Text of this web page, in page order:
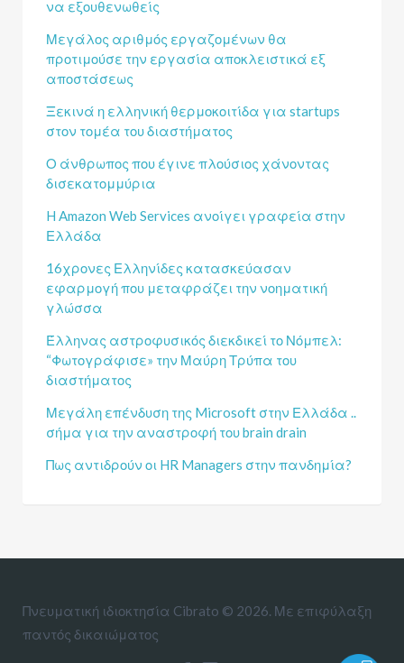
να εξουθενωθείς
Μεγάλος αριθμός εργαζομένων θα
προτιμούσε την εργασία αποκλειστικά εξ
αποστάσεως
Ξεκινά η ελληνική θερμοκοιτίδα για startups
στον τομέα του διαστήματος
Ο άνθρωπος που έγινε πλούσιος χάνοντας
δισεκατομμύρια
H Amazon Web Services ανοίγει γραφεία στην
Ελλάδα
16χρονες Ελληνίδες κατασκεύασαν
εφαρμογή που μεταφράζει την νοηματική
γλώσσα
Έλληνας αστροφυσικός διεκδικεί το Νόμπελ:
“Φωτογράφισε» την Μαύρη Τρύπα του
διαστήματος
Μεγάλη επένδυση της Microsoft στην Ελλάδα ..
σήμα για την αναστροφή του brain drain
Πως αντιδρούν οι HR Managers στην πανδημία?
Πνευματική ιδιοκτησία Cibrato © 2026. Με επιφύλαξη
παντός δικαιώματος